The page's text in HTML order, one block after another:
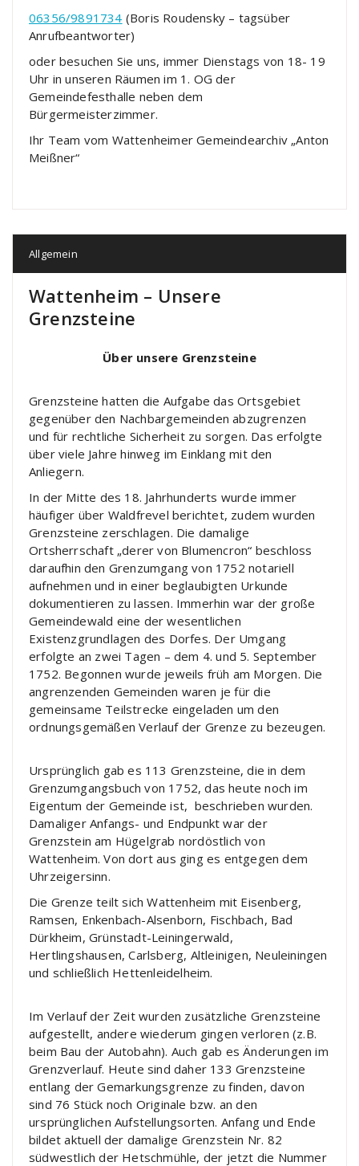
06356/9891734 (Boris Roudensky – tagsüber
Anrufbeantworter)
oder besuchen Sie uns, immer Dienstags von 18- 19
Uhr in unseren Räumen im 1. OG der
Gemeindefesthalle neben dem
Bürgermeisterzimmer.
Ihr Team vom Wattenheimer Gemeindearchiv „Anton
Meißner“
Allgemein
Wattenheim – Unsere
Grenzsteine
Über unsere Grenzsteine
Grenzsteine hatten die Aufgabe das Ortsgebiet
gegenüber den Nachbargemeinden abzugrenzen
und für rechtliche Sicherheit zu sorgen. Das erfolgte
über viele Jahre hinweg im Einklang mit den
Anliegern.
In der Mitte des 18. Jahrhunderts wurde immer
häufiger über Waldfrevel berichtet, zudem wurden
Grenzsteine zerschlagen. Die damalige
Ortsherrschaft „derer von Blumencron“ beschloss
daraufhin den Grenzumgang von 1752 notariell
aufnehmen und in einer beglaubigten Urkunde
dokumentieren zu lassen. Immerhin war der große
Gemeindewald eine der wesentlichen
Existenzgrundlagen des Dorfes. Der Umgang
erfolgte an zwei Tagen – dem 4. und 5. September
1752. Begonnen wurde jeweils früh am Morgen. Die
angrenzenden Gemeinden waren je für die
gemeinsame Teilstrecke eingeladen um den
ordnungsgemäßen Verlauf der Grenze zu bezeugen.
Ursprünglich gab es 113 Grenzsteine, die in dem
Grenzumgangsbuch von 1752, das heute noch im
Eigentum der Gemeinde ist, beschrieben wurden.
Damaliger Anfangs- und Endpunkt war der
Grenzstein am Hügelgrab nordöstlich von
Wattenheim. Von dort aus ging es entgegen dem
Uhrzeigersinn.
Die Grenze teilt sich Wattenheim mit Eisenberg,
Ramsen, Enkenbach-Alsenborn, Fischbach, Bad
Dürkheim, Grünstadt-Leiningerwald,
Hertlingshausen, Carlsberg, Altleinigen, Neuleiningen
und schließlich Hettenleidelheim.
Im Verlauf der Zeit wurden zusätzliche Grenzsteine
aufgestellt, andere wiederum gingen verloren (z.B.
beim Bau der Autobahn). Auch gab es Änderungen im
Grenzverlauf. Heute sind daher 133 Grenzsteine
entlang der Gemarkungsgrenze zu finden, davon
sind 76 Stück noch Originale bzw. an den
ursprünglichen Aufstellungsorten. Anfang und Ende
bildet aktuell der damalige Grenzstein Nr. 82
südwestlich der Hetschmühle, der jetzt die Nummer